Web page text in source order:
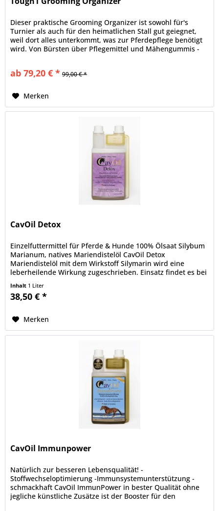
Dieser praktische Grooming Organizer ist sowohl für's
Turnier als auch für den heimatlichen Stall gut geiegnet,
weil dort alles unterkommt, was zur Pferdepflege benötigt
wird. Von Bürsten über Pflegemittel und Mähengummis -
ab 79,20 € * 99,00 € *
Merken
CavOil Detox
Einzelfuttermittel für Pferde & Hunde 100% Ölsaat Silybum
Marianum, natives Mariendistelöl CavOil Detox
Mariendistelöl mit dem Wirkstoff Silymarin wird eine
leberheilende Wirkung zugeschrieben. Einsatz findet es bei
Leber- und...
Inhalt 1 Liter
38,50 € *
Merken
CavOil Immunpower
Natürlich zur besseren Lebensqualität! -
Stoffwechseloptimierung -Immunsystemunterstützung -
schmackhaft CavOil ImmunPower in bester Qualität ohne
jegliche künstliche Zusätze ist der Booster für den